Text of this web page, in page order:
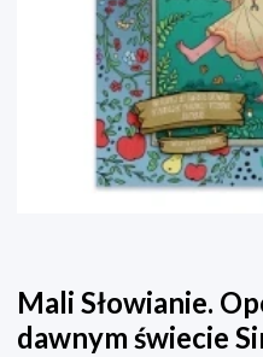
Mali Słowianie.
dawnym świecie